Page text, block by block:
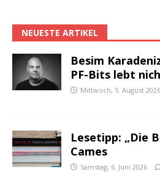
NEUESTE ARTIKEL
Besim
PF-Bits lebt
Mittwoch, 5. August 2026
Lesetipp: „Die
Cames
Samstag, 6. Juni 2026